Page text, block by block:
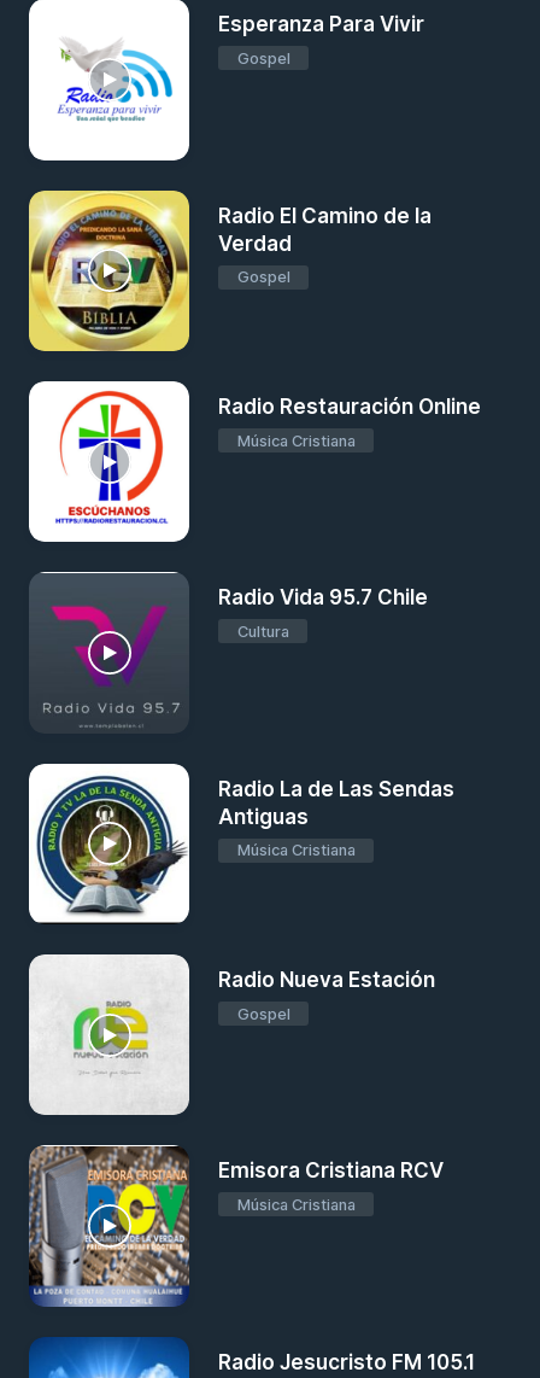
Esperanza Para Vivir
Gospel
Radio El Camino de la
Verdad
Gospel
Radio Restauración Online
Música Cristiana
Radio Vida 95.7 Chile
Cultura
Radio La de Las Sendas
Antiguas
Música Cristiana
Radio Nueva Estación
Gospel
Emisora Cristiana RCV
Música Cristiana
Radio Jesucristo FM 105.1